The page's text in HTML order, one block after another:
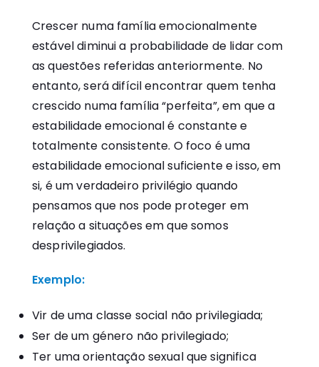
Crescer numa família emocionalmente
estável diminui a probabilidade de lidar com
as questões referidas anteriormente. No
entanto, será difícil encontrar quem tenha
crescido numa família “perfeita”, em que a
estabilidade emocional é constante e
totalmente consistente. O foco é uma
estabilidade emocional suficiente e isso, em
si, é um verdadeiro privilégio quando
pensamos que nos pode proteger em
relação a situações em que somos
desprivilegiados.
Exemplo:
Vir de uma classe social não privilegiada;
Ser de um género não privilegiado;
Ter uma orientação sexual que significa